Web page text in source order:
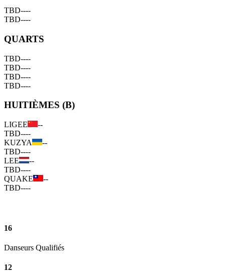
TBD----
TBD----
QUARTS
TBD----
TBD----
TBD----
TBD----
HUITIÈMES (B)
LIGEE
--
TBD----
KUZYA
--
TBD----
LEE
--
TBD----
QUAKE
--
TBD----
16
Danseurs Qualifiés
12